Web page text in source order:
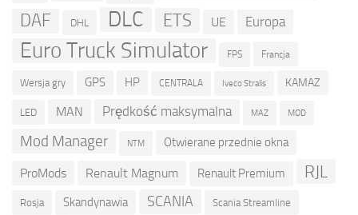
DAF DHL DLC ETS UE Europa
Euro Truck Simulator FPS Francja
Wersja gry GPS HP CENTRALA Iveco Stralis KAMAZ
LED MAN Prędkość maksymalna MAZ MOD
Mod Manager NTM Otwierane przednie okna
ProMods Renault Magnum Renault Premium RJL
Rosja Skandynawia SCANIA Scania Streamline